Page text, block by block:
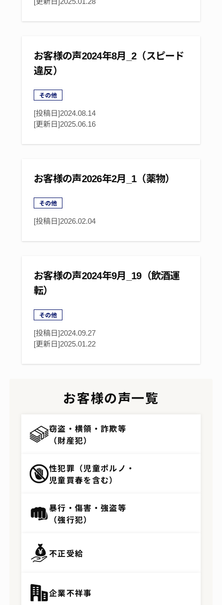
お客様の声2024年8月_2（スピード
違反）
その他
[投稿日]2024.08.14
[更新日]2025.06.16
お客様の声2026年2月_1（薬物）
その他
[投稿日]2026.02.04
お客様の声2024年9月_19（飲酒運
転）
その他
[投稿日]2024.09.27
[更新日]2025.01.22
お客様の声一覧
窃盗・横領・詐欺等
（財産犯）
性犯罪（児童ポルノ・
児童買春を含む）
暴行・傷害・強盗等
（強行犯）
不正受給
企業不祥事